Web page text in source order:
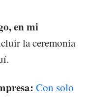
en mi
la ceremonia
Con solo